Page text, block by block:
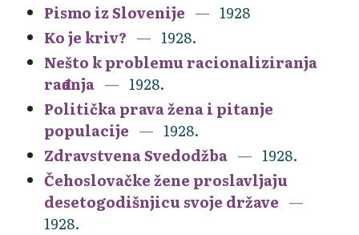
Pismo iz Slovenije
1928
Ko je kriv?
1928.
Nešto k problemu racionaliziranja
rađanja
1928.
Politička prava žena i pitanje
populacije
1928.
Zdravstvena Svedodžba
1928.
Čehoslovačke žene proslavljaju
desetogodišnjicu svoje države
1928.